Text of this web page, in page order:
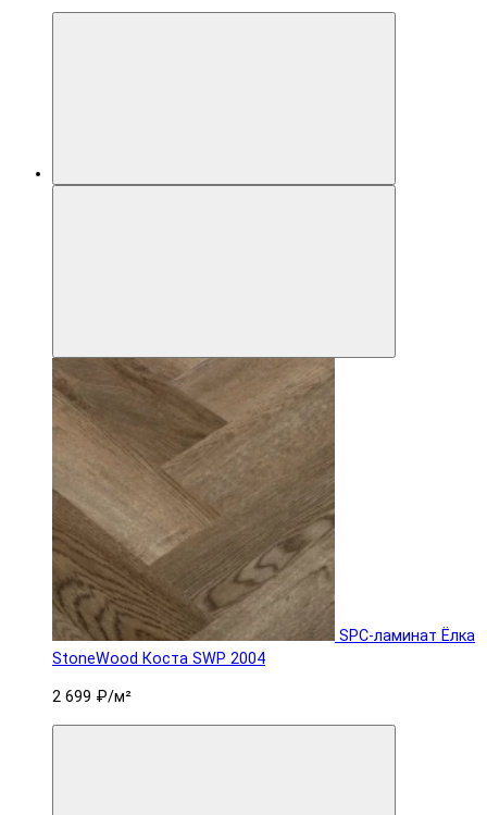
SPC-ламинат Ëлка
StoneWood Коста SWP 2004
2 699 ₽/м²